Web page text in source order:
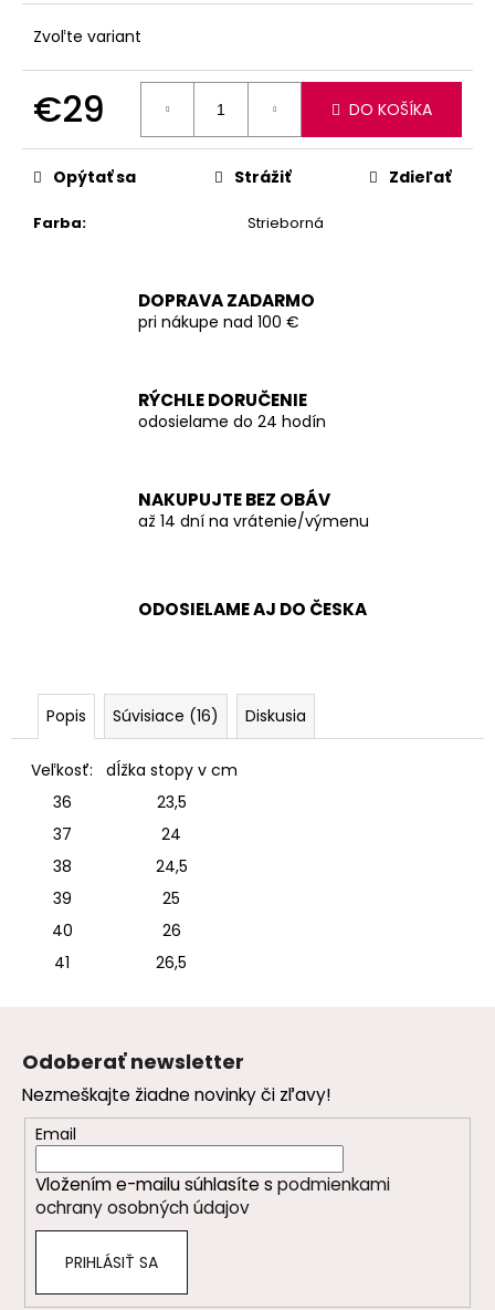
Zvoľte variant
€29 DO KOŠÍKA
Farba: Strieborná
Opýtať sa Strážiť Zdieľať
DOPRAVA ZADARMO
pri nákupe nad 100 €
RÝCHLE DORUČENIE
odosielame do 24 hodín
NAKUPUJTE BEZ OBÁV
až 14 dní na vrátenie/výmenu
ODOSIELAME AJ DO ČESKA
Popis Súvisiace (16) Diskusia
Veľkosť:
dĺžka stopy v cm
36
23,5
37
24
38
24,5
39
25
40
26
41
26,5
Odoberať newsletter
Nezmeškajte žiadne novinky či zľavy!
Email
Vložením e-mailu súhlasíte s podmienkami
ochrany osobných údajov
PRIHLÁSIŤ SA